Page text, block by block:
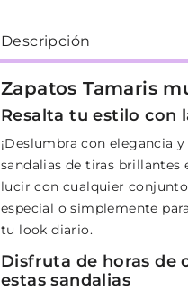
Descripción
Zapatos Tamaris
Resalta tu estilo con
¡Deslumbra con elegancia
sandalias de tiras brillantes
lucir con cualquier
especial o simplemente
tu look diario.
Disfruta de horas de
estas sandalias